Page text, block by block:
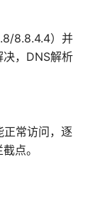
8.8.4.4）并
，DNS解析
常访问，逐
点。